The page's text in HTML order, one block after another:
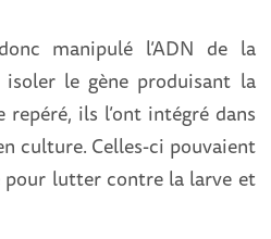
manipulé l’ADN de la
le gène produisant la
ils l’ont intégré dans
culture. Celles-ci pouvaient
lutter contre la larve et